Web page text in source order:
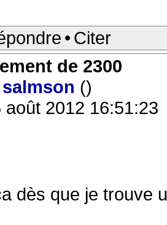
• Citer
de 2300
salmson ()
août 2012 16:51:23
dès que je trouve